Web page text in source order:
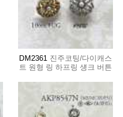
DM2361 진주코팅/다이캐스
트 원형 링 하프링 섕크 버튼